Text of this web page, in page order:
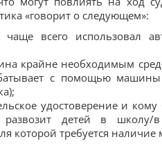
«говорит о следующем»:
чаще всего использовал
крайне необходимым
с помощью
удостоверение и
детей в школу/в
которой требуется